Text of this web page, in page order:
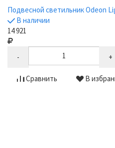
Подвесной светильник Odeon
В наличии
14 921
- +
Сравнить В